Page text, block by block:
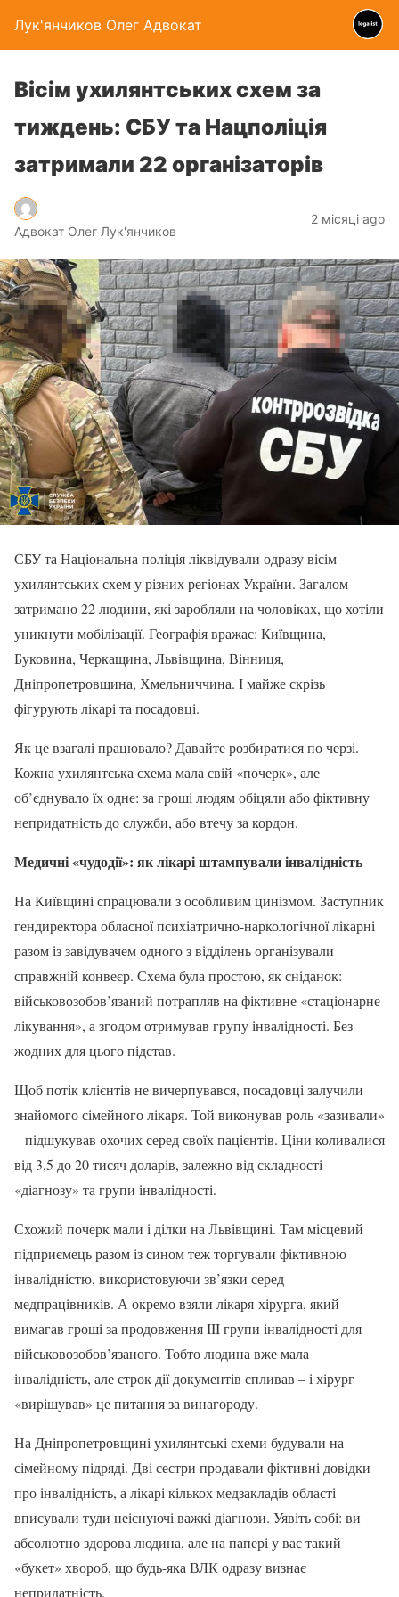
Лук'янчиков Олег Адвокат
Вісім ухилянтських схем за
тиждень: СБУ та Нацполіція
затримали 22 організаторів
Адвокат Олег Лук'янчиков
2 місяці ago
СБУ та Національна поліція ліквідували одразу вісім
ухилянтських схем у різних регіонах України. Загалом
затримано 22 людини, які заробляли на чоловіках, що хотіли
уникнути мобілізації. Географія вражає: Київщина,
Буковина, Черкащина, Львівщина, Вінниця,
Дніпропетровщина, Хмельниччина. І майже скрізь
фігурують лікарі та посадовці.
Як це взагалі працювало? Давайте розбиратися по черзі.
Кожна ухилянтська схема мала свій «почерк», але
об’єднувало їх одне: за гроші людям обіцяли або фіктивну
непридатність до служби, або втечу за кордон.
Медичні «чудодії»: як лікарі штампували інвалідність
На Київщині спрацювали з особливим цинізмом. Заступник
гендиректора обласної психіатрично-наркологічної лікарні
разом із завідувачем одного з відділень організували
справжній конвеєр. Схема була простою, як сніданок:
військовозобов’язаний потрапляв на фіктивне «стаціонарне
лікування», а згодом отримував групу інвалідності. Без
жодних для цього підстав.
Щоб потік клієнтів не вичерпувався, посадовці залучили
знайомого сімейного лікаря. Той виконував роль «зазивали»
– підшукував охочих серед своїх пацієнтів. Ціни коливалися
від 3,5 до 20 тисяч доларів, залежно від складності
«діагнозу» та групи інвалідності.
Схожий почерк мали і ділки на Львівщині. Там місцевий
підприємець разом із сином теж торгували фіктивною
інвалідністю, використовуючи зв’язки серед
медпрацівників. А окремо взяли лікаря-хірурга, який
вимагав гроші за продовження III групи інвалідності для
військовозобов’язаного. Тобто людина вже мала
інвалідність, але строк дії документів спливав – і хірург
«вирішував» це питання за винагороду.
На Дніпропетровщині ухилянтські схеми будували на
сімейному підряді. Дві сестри продавали фіктивні довідки
про інвалідність, а лікарі кількох медзакладів області
вписували туди неіснуючі важкі діагнози. Уявіть собі: ви
абсолютно здорова людина, але на папері у вас такий
«букет» хвороб, що будь-яка ВЛК одразу визнає
непридатність.